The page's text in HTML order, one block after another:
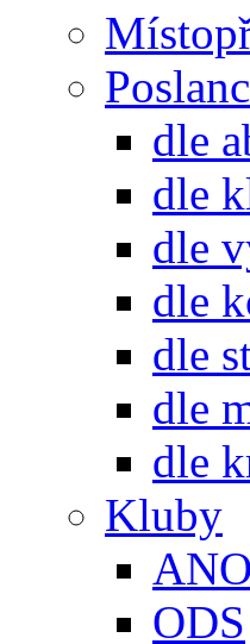
dle
dle
dle
dle
dle
dle
dle
Kluby
ODS